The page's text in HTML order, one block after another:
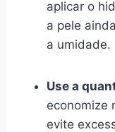
aplicar o
a pele
a umidade.
Use a
economize
evite